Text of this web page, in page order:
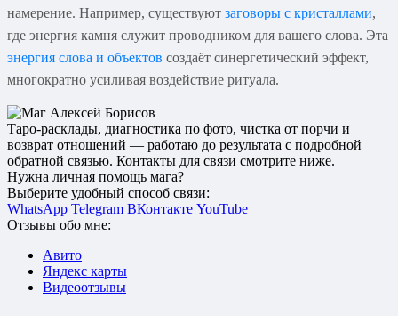
намерение. Например, существуют заговоры с кристаллами,
где энергия камня служит проводником для вашего слова. Эта
энергия слова и объектов создаёт синергетический эффект,
многократно усиливая воздействие ритуала.
Таро-расклады, диагностика по фото, чистка от порчи и
возврат отношений — работаю до результата с подробной
обратной связью. Контакты для связи смотрите ниже.
Нужна личная помощь мага?
Выберите удобный способ связи:
WhatsApp Telegram ВКонтакте YouTube
Отзывы обо мне:
Авито
Яндекс карты
Видеоотзывы